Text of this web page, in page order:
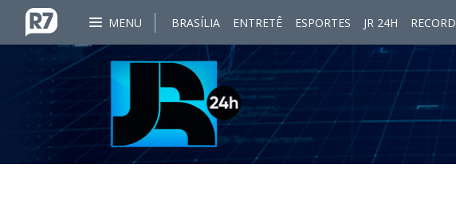
MENU BRASÍLIA ENTRETÊ ESPORTES JR 24H RECORD